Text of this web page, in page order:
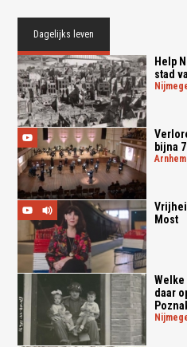
Dagelijks leven
Help
stad
bijna
arnhem
Most
daar